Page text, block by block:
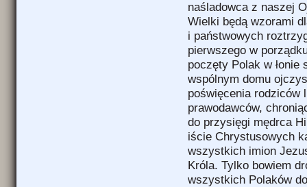
naśladowca z naszej
Wielki będą wzorami
i państwowych
pierwszego w
poczęty Polak w łonie
wspólnym domu
poświęcenia rodziców
prawodawców,
do przysięgi mędrca
iście Chrystusowych
wszystkich imion
Króla. Tylko bowiem
wszystkich Polaków